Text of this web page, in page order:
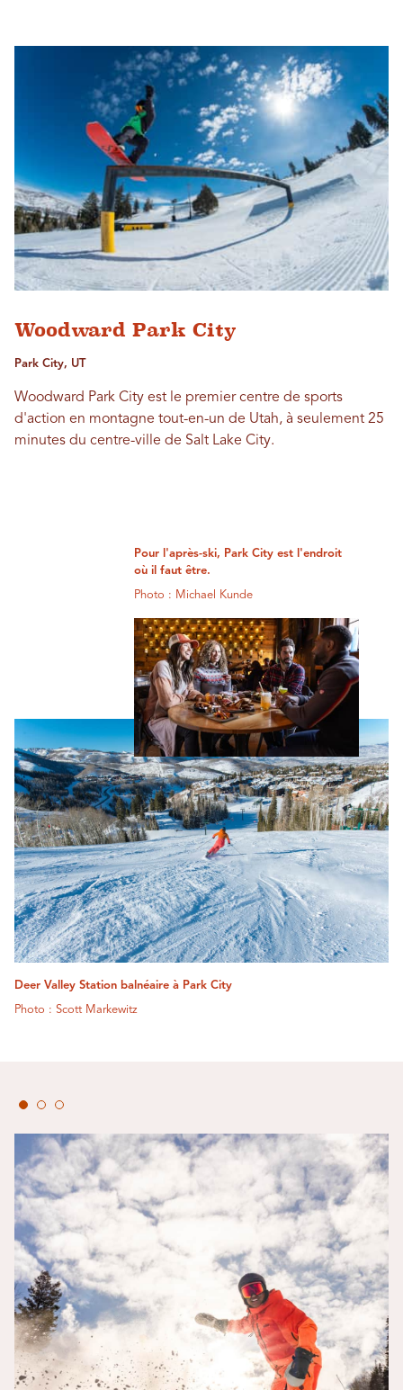
Woodward Park City
Park City, UT
Woodward Park City est le premier centre de sports
d'action en montagne tout-en-un de Utah, à seulement 25
minutes du centre-ville de Salt Lake City.
Pour l'après-ski, Park City est l'endroit
où il faut être.
Photo : Michael Kunde
Deer Valley Station balnéaire à Park City
Photo : Scott Markewitz